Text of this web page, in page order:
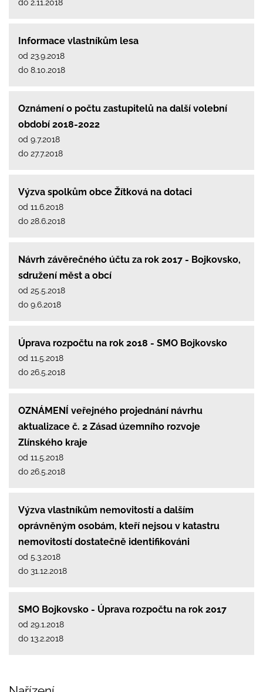
Informace vlastníkům lesa
od 23.9.2018
do 8.10.2018
Oznámení o počtu zastupitelů na další volební
období 2018-2022
od 9.7.2018
do 27.7.2018
Výzva spolkům obce Žítková na dotaci
od 11.6.2018
do 28.6.2018
Návrh závěrečného účtu za rok 2017 - Bojkovsko,
sdružení měst a obcí
od 25.5.2018
do 9.6.2018
Úprava rozpočtu na rok 2018 - SMO Bojkovsko
od 11.5.2018
do 26.5.2018
OZNÁMENÍ veřejného projednání návrhu
aktualizace č. 2 Zásad územního rozvoje
Zlínského kraje
od 11.5.2018
do 26.5.2018
Výzva vlastníkům nemovitostí a dalším
oprávněným osobám, kteří nejsou v katastru
nemovitostí dostatečně identifikováni
od 5.3.2018
do 31.12.2018
SMO Bojkovsko - Úprava rozpočtu na rok 2017
od 29.1.2018
do 13.2.2018